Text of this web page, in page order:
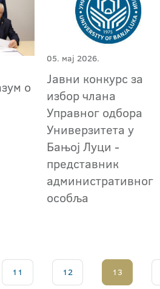
о
05. мај 2026.
Јавни конкурс за
избор члана
Управног одбора
Универзитета у
Бањој Луци -
представник
административног
особља
11 12 13